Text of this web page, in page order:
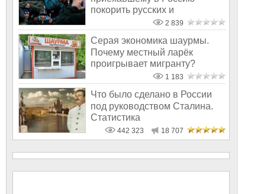
покорить русских и
2 839
Серая экономика шаурмы.
Почему местный ларёк
проигрывает мигранту?
1 183
Что было сделано в России
под руководством Сталина.
Статистика
442 323 18 707